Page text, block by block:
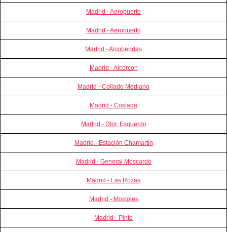
Madrid - Aeropuerto
Madrid - Aeropuerto
Madrid - Alcobendas
Madrid - Alcorcon
Madrid - Collado Mediano
Madrid - Coslada
Madrid - Dtor. Esquerdo
Madrid - Estación Chamartin
Madrid - General Moscardó
Madrid - Las Rozas
Madrid - Mostoles
Madrid - Pinto